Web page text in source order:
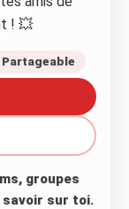
! 💥
Partageable
groupes
savoir sur toi.